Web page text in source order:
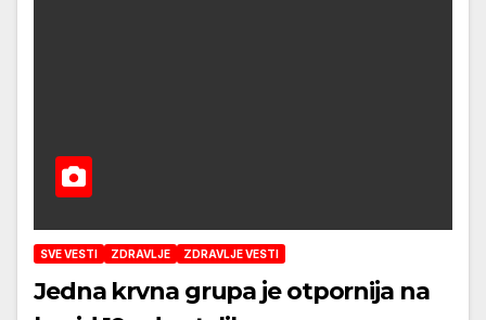
SVE VESTI ZDRAVLJE ZDRAVLJE VESTI
Jedna krvna grupa je otpornija na